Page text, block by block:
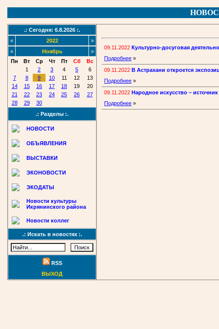
.: Сегодня: 6.8.2026 :.
«
2022
»
«
Ноябрь
»
Пн
Вт Ср Чт Пт Сб
Вс
1
2 3 4 5
6
7
8 9 10 11 12
13
14
15 16 17 18 19
20
21
22 23 24 25 26
27
28
29
30
.: Разделы :.
НОВОСТИ
ОБЪЯВЛЕНИЯ
ВЫСТАВКИ
ЭКОНОВОСТИ
ЭКОДАТЫ
Новости культуры
Икрянинского района
Новости коллег
.: Искать в новостях :.
RSS
ВЫХОД
09.11.2022 Культурно-досуговая
Подробнее »
09.11.2022 В Астрахани откроется
Подробнее »
09.11.2022 Народное искусство –
Подробнее »